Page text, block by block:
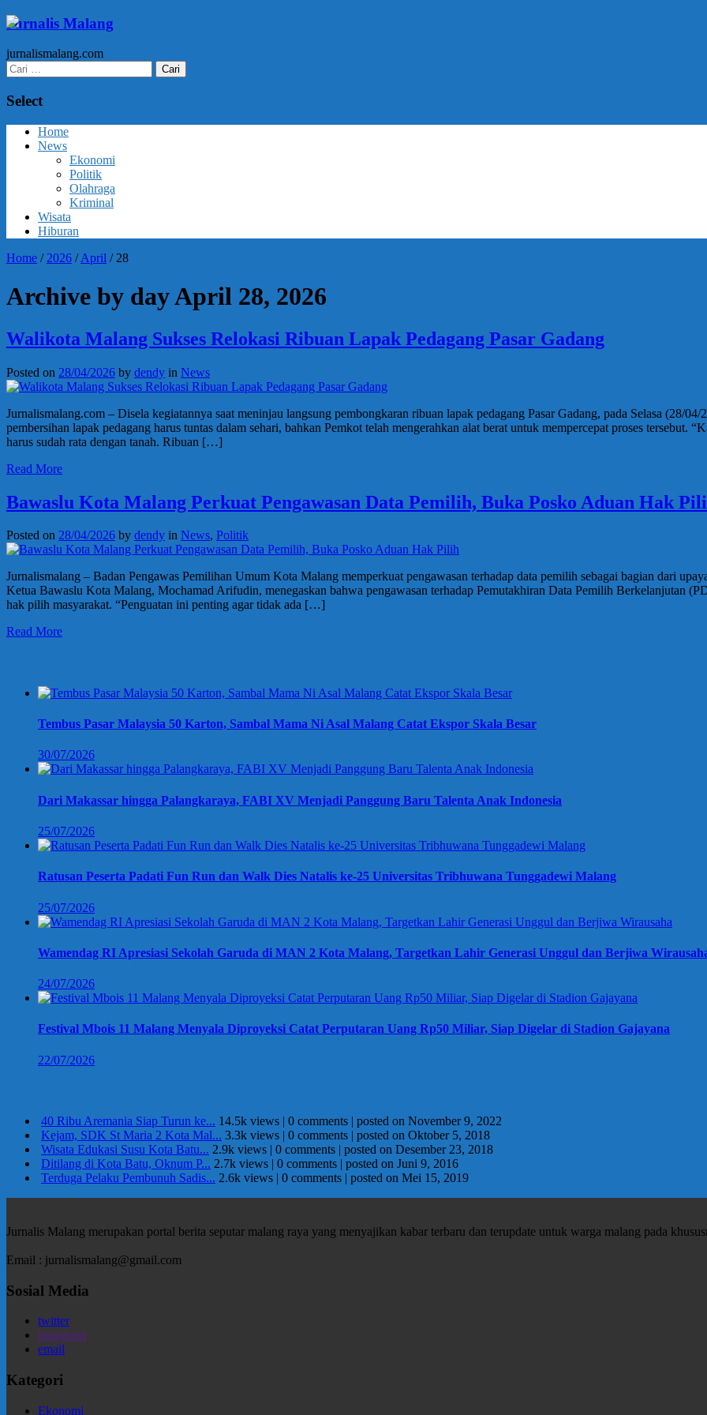
Jurnalis Malang
jurnalismalang.com
Cari
untuk:
Select
Home
News
Ekonomi
Politik
Olahraga
Kriminal
Wisata
Hiburan
Home / 2026 /April / 28
Archive by day April 28, 2026
Walikota Malang Sukses Relokasi Ribuan Lapak Pedagang Pasar Gadang
Posted on 28/04/2026 by dendy in News
Jurnalismalang.com – Disela kegiatannya saat meninjau langsung pembongkaran ribuan lapak pedagang Pasar Gadang, pada Selasa (28/
pembersihan lapak pedagang harus tuntas dalam sehari, bahkan Pemkot telah mengerahkan alat berat untuk mempercepat proses tersebut.
harus sudah rata dengan tanah. Ribuan […]
Read More
Bawaslu Kota Malang Perkuat Pengawasan Data Pemilih, Buka Posko Aduan Hak
Posted on 28/04/2026 by dendy in News, Politik
Jurnalismalang – Badan Pengawas Pemilihan Umum Kota Malang memperkuat pengawasan terhadap data pemilih sebagai bagian dari
Ketua Bawaslu Kota Malang, Mochamad Arifudin, menegaskan bahwa pengawasan terhadap Pemutakhiran Data Pemilih Berkelanjutan
hak pilih masyarakat. “Penguatan ini penting agar tidak ada […]
Read More
Tembus Pasar Malaysia 50 Karton, Sambal Mama Ni Asal Malang Catat Ekspor Skala Besar
30/07/2026
Dari Makassar hingga Palangkaraya, FABI XV Menjadi Panggung Baru Talenta Anak Indonesia
25/07/2026
Ratusan Peserta Padati Fun Run dan Walk Dies Natalis ke-25 Universitas Tribhuwana Tunggadewi Malang
25/07/2026
Wamendag RI Apresiasi Sekolah Garuda di MAN 2 Kota Malang, Targetkan Lahir Generasi Unggul dan Berjiwa
24/07/2026
Festival Mbois 11 Malang Menyala Diproyeksi Catat Perputaran Uang Rp50 Miliar, Siap Digelar di Stadion Gajayana
22/07/2026
40 Ribu Aremania Siap Turun ke... 14.5k views | 0 comments | posted on November 9, 2022
Kejam, SDK St Maria 2 Kota Mal... 3.3k views | 0 comments | posted on Oktober 5, 2018
Wisata Edukasi Susu Kota Batu... 2.9k views | 0 comments | posted on Desember 23, 2018
Ditilang di Kota Batu, Oknum P... 2.7k views | 0 comments | posted on Juni 9, 2016
Terduga Pelaku Pembunuh Sadis... 2.6k views | 0 comments | posted on Mei 15, 2019
Jurnalis Malang merupakan portal berita seputar malang raya yang menyajikan kabar terbaru dan terupdate untuk warga malang pada
Email : jurnalismalang@gmail.com
Sosial Media
twitter
instagram
email
Kategori
Ekonomi